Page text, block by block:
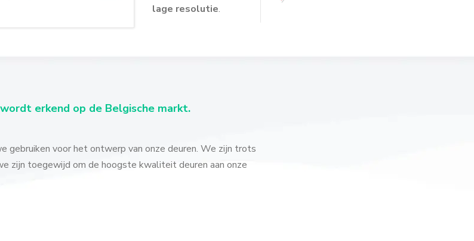
lage resolutie.
erkend op de Belgische markt.
gebruiken voor het ontwerp van onze deuren. We zijn trots
zijn toegewijd om de hoogste kwaliteit deuren aan onze